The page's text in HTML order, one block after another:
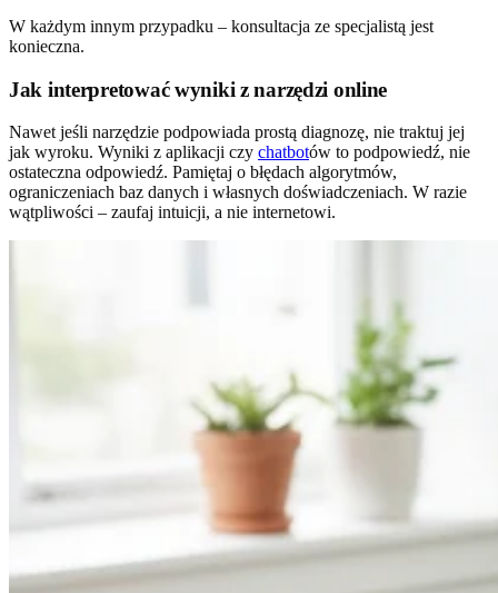
W każdym innym przypadku – konsultacja ze specjalistą jest
konieczna.
Jak interpretować wyniki z narzędzi online
Nawet jeśli narzędzie podpowiada prostą diagnozę, nie traktuj jej
jak wyroku. Wyniki z aplikacji czy chatbotów to podpowiedź, nie
ostateczna odpowiedź. Pamiętaj o błędach algorytmów,
ograniczeniach baz danych i własnych doświadczeniach. W razie
wątpliwości – zaufaj intuicji, a nie internetowi.